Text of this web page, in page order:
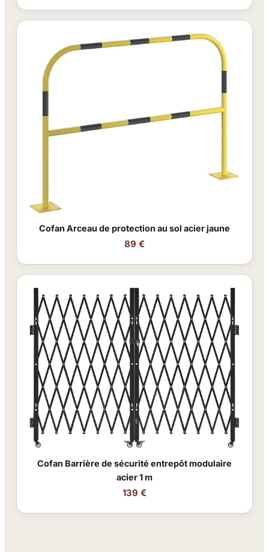
Cofan Arceau de protection au sol acier jaune
89 €
Cofan Barrière de sécurité entrepôt modulaire
acier 1 m
139 €